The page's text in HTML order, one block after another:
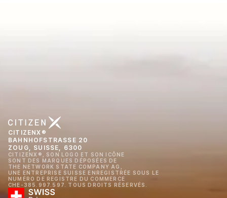
CITIZENX®
BAHNHOFSTRASSE 20
ZOUG, SUISSE, 6300
CITIZENX®, SON LOGO ET SON ICÔNE
SONT DES MARQUES DÉPOSÉES DE
THE NETWORK STATE COMPANY AG,
UNE ENTREPRISE SUISSE ENREGISTRÉE SOUS LE
NUMÉRO DE REGISTRE DU COMMERCE
CHE-385.997.597. TOUS DROITS RÉSERVÉS.